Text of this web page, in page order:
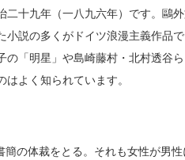
十九年（一八九六年）です。鷗
説の多くがドイツ浪漫主義作品
「明星」や島崎藤村・北村透谷
よく知られています。
の体裁をとる。それも女性が男